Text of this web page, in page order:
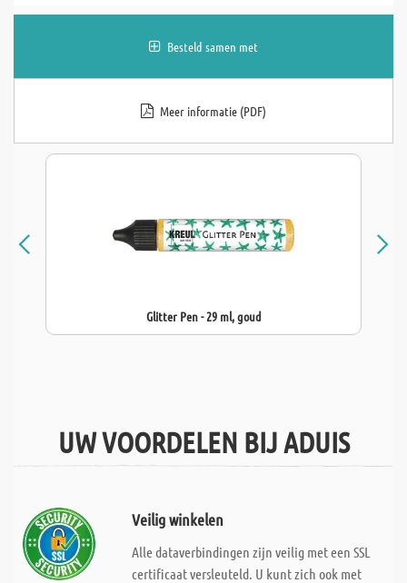
Besteld samen met
Meer informatie (PDF)
Glitter Pen - 29 ml, goud
UW VOORDELEN BIJ ADUIS
Veilig winkelen
Alle dataverbindingen zijn veilig met een SSL
certificaat versleuteld. U kunt zich ook met